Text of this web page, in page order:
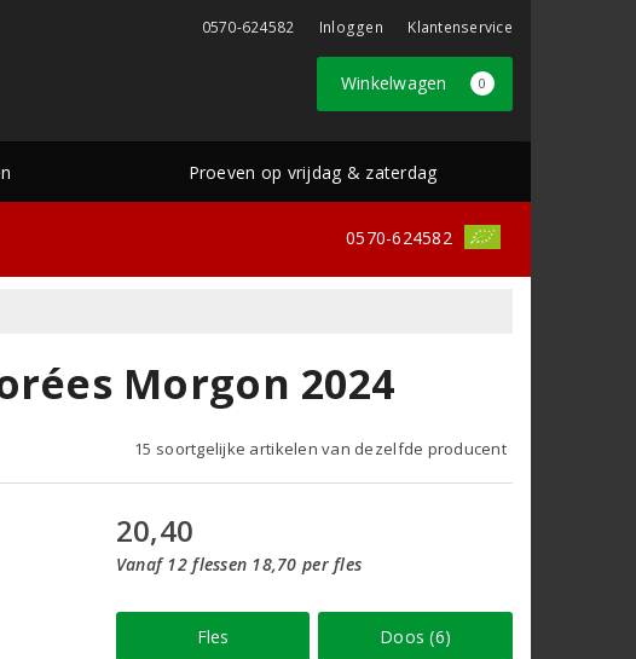
0570-624582 Inloggen Klantenservice
Winkelwagen 0
Proeven op vrijdag & zaterdag
0570-624582
Morgon 2024
15 soortgelijke artikelen van dezelfde producent
20,40
Vanaf 12 flessen 18,70 per fles
Fles Doos (6)